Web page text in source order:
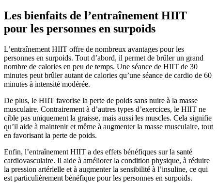
Les bienfaits de l’entraînement HIIT
pour les personnes en surpoids
L’entraînement HIIT offre de nombreux avantages pour les
personnes en surpoids. Tout d’abord, il permet de brûler un grand
nombre de calories en peu de temps. Une séance de HIIT de 30
minutes peut brûler autant de calories qu’une séance de cardio de 60
minutes à intensité modérée.
De plus, le HIIT favorise la perte de poids sans nuire à la masse
musculaire. Contrairement à d’autres types d’exercices, le HIIT ne
cible pas uniquement la graisse, mais aussi les muscles. Cela signifie
qu’il aide à maintenir et même à augmenter la masse musculaire, tout
en favorisant la perte de poids.
Enfin, l’entraînement HIIT a des effets bénéfiques sur la santé
cardiovasculaire. Il aide à améliorer la condition physique, à réduire
la pression artérielle et à augmenter la sensibilité à l’insuline, ce qui
est particulièrement bénéfique pour les personnes en surpoids.